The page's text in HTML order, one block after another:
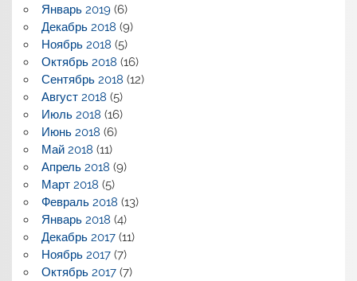
Январь 2019(6)
Декабрь 2018 (9)
Ноябрь 2018 (5)
Октябрь 2018 (16)
Сентябрь 2018 (12)
Август 2018 (5)
Июль 2018 (16)
Июнь 2018 (6)
Май 2018 (11)
Апрель 2018 (9)
Март 2018 (5)
Февраль 2018 (13)
Январь 2018 (4)
Декабрь 2017(11)
Ноябрь 2017(7)
Октябрь 2017(7)